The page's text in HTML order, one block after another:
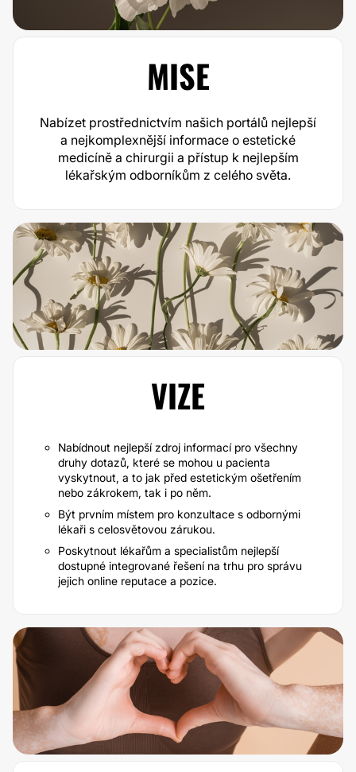
MISE
Nabízet prostřednictvím našich portálů nejlepší
a nejkomplexnější informace o estetické
medicíně a chirurgii a přístup k nejlepším
lékařským odborníkům z celého světa.
VIZE
Nabídnout nejlepší zdroj informací pro všechny
druhy dotazů, které se mohou u pacienta
vyskytnout, a to jak před estetickým ošetřením
nebo zákrokem, tak i po něm.
Být prvním místem pro konzultace s odbornými
lékaři s celosvětovou zárukou.
Poskytnout lékařům a specialistům nejlepší
dostupné integrované řešení na trhu pro správu
jejich online reputace a pozice.